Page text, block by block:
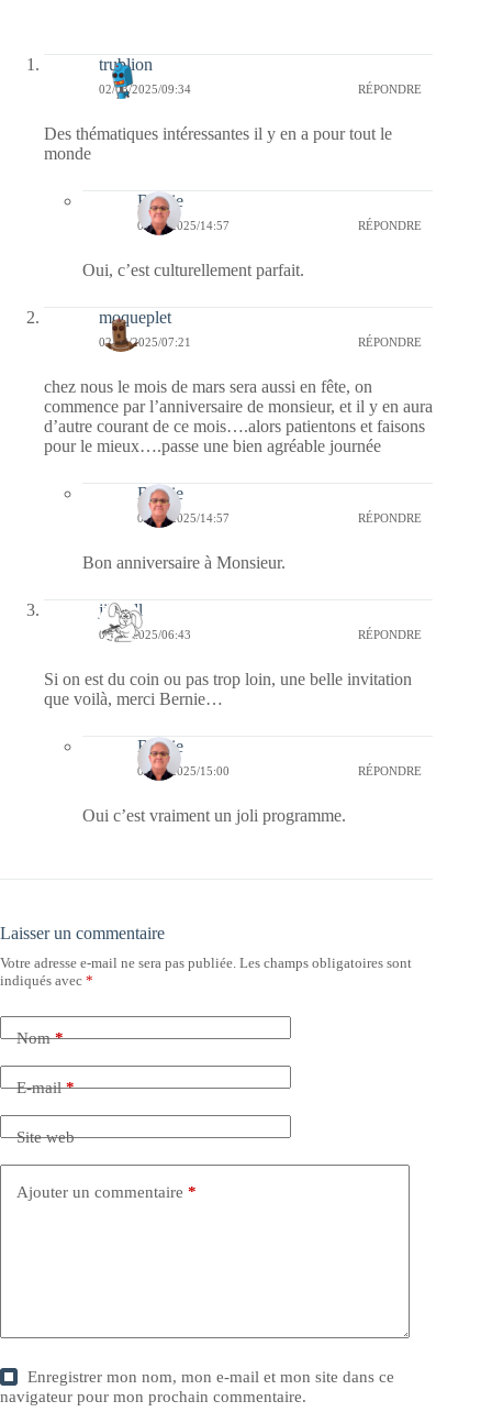
trublion
02/03/2025/09:34 RÉPONDRE
Des thématiques intéressantes il y en a pour tout le
monde
Bernie
03/03/2025/14:57 RÉPONDRE
Oui, c’est culturellement parfait.
moqueplet
02/03/2025/07:21 RÉPONDRE
chez nous le mois de mars sera aussi en fête, on
commence par l’anniversaire de monsieur, et il y en aura
d’autre courant de ce mois….alors patientons et faisons
pour le mieux….passe une bien agréable journée
Bernie
03/03/2025/14:57 RÉPONDRE
Bon anniversaire à Monsieur.
jill bill
02/03/2025/06:43 RÉPONDRE
Si on est du coin ou pas trop loin, une belle invitation
que voilà, merci Bernie…
Bernie
03/03/2025/15:00 RÉPONDRE
Oui c’est vraiment un joli programme.
Laisser un commentaire
Votre adresse e-mail ne sera pas publiée. Les champs obligatoires sont
indiqués avec *
Nom*
E-mail*
Site web
Ajouter un commentaire *
Enregistrer mon nom, mon e-mail et mon site dans ce
navigateur pour mon prochain commentaire.